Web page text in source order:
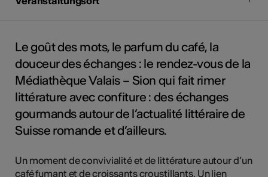
Le goût des mots, le parfum du café, la
douceur des échanges : le rendez-vous de la
Médiathèque Valais – Sion qui fait rimer
littérature avec confiture : des échanges
gourmands autour de l’actualité littéraire de
Suisse romande et d’ailleurs.
Un moment de convivialité et de littérature autour d’un
café fumant et de croissants croustillants. Un lien